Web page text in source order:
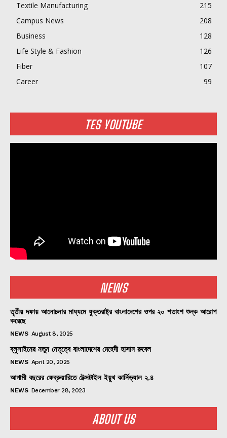
Textile Manufacturing
215
Campus News
208
Business
128
Life Style & Fashion
126
Fiber
107
Career
99
TES YOUTUBE
NEWS
তৃতীয় দফায় আলোচনার মাধ্যমে যুক্তরাষ্ট্র বাংলাদেশের ওপর ২০ শতাংশ শুল্ক আরোপ
করেছে
NEWS August 8, 2025
ব্লুসাইনের নতুন নেতৃত্বে বাংলাদেশের মেহেদী হাসান রুবেল
NEWS April 20, 2025
আগামী বছরের ফেব্রুয়ারিতে টেক্সটাইল ইয়ুথ কার্নিভ্যাল ২.৪
NEWS December 28, 2023
ABOUT US